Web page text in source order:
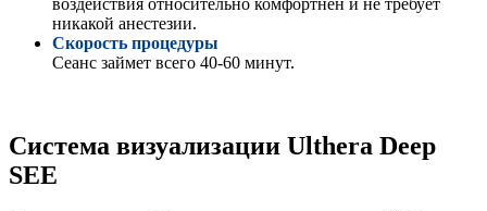
воздействия относительно комфортнен и не требует
никакой анестезии.
Скорость процедуры
Сеанс займет всего 40-60 минут.
Система визуализации Ulthera Deep
SEE